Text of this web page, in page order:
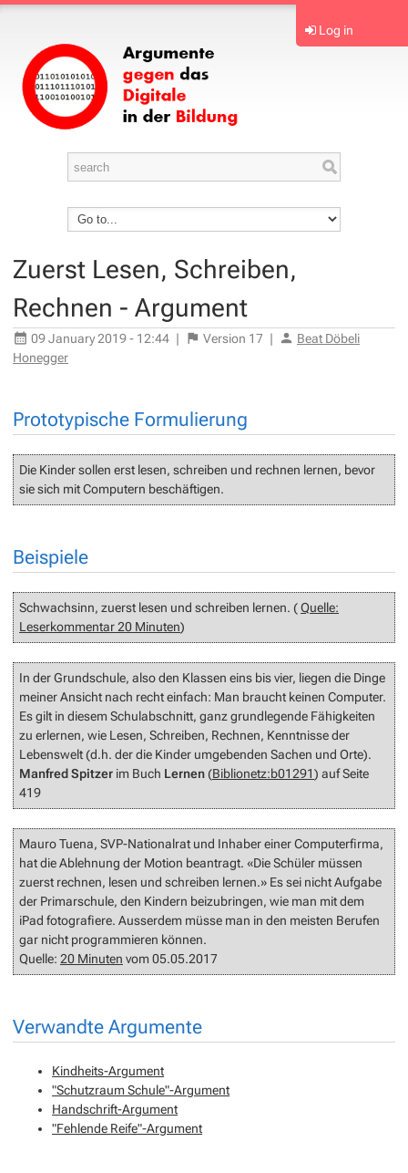
Log in
Zuerst Lesen, Schreiben,
Rechnen - Argument
09 January 2019 - 12:44 | Version 17 |
Beat Döbeli
Honegger
Prototypische Formulierung
Die Kinder sollen erst lesen, schreiben und rechnen lernen, bevor
sie sich mit Computern beschäftigen.
Beispiele
Schwachsinn, zuerst lesen und schreiben lernen. (Quelle:
Leserkommentar 20 Minuten)
In der Grundschule, also den Klassen eins bis vier, liegen die Dinge
meiner Ansicht nach recht einfach: Man braucht keinen Computer.
Es gilt in diesem Schulabschnitt, ganz grundlegende Fähigkeiten
zu erlernen, wie Lesen, Schreiben, Rechnen, Kenntnisse der
Lebenswelt (d.h. der die Kinder umgebenden Sachen und Orte).
Manfred Spitzer im Buch Lernen(Biblionetz:b01291) auf Seite
419
Mauro Tuena, SVP-Nationalrat und Inhaber einer Computerfirma,
hat die Ablehnung der Motion beantragt. «Die Schüler müssen
zuerst rechnen, lesen und schreiben lernen.» Es sei nicht Aufgabe
der Primarschule, den Kindern beizubringen, wie man mit dem
iPad fotografiere. Ausserdem müsse man in den meisten Berufen
gar nicht programmieren können.
Quelle: 20 Minuten vom 05.05.2017
Verwandte Argumente
Kindheits-Argument
"Schutzraum Schule"-Argument
Handschrift-Argument
"Fehlende Reife"-Argument